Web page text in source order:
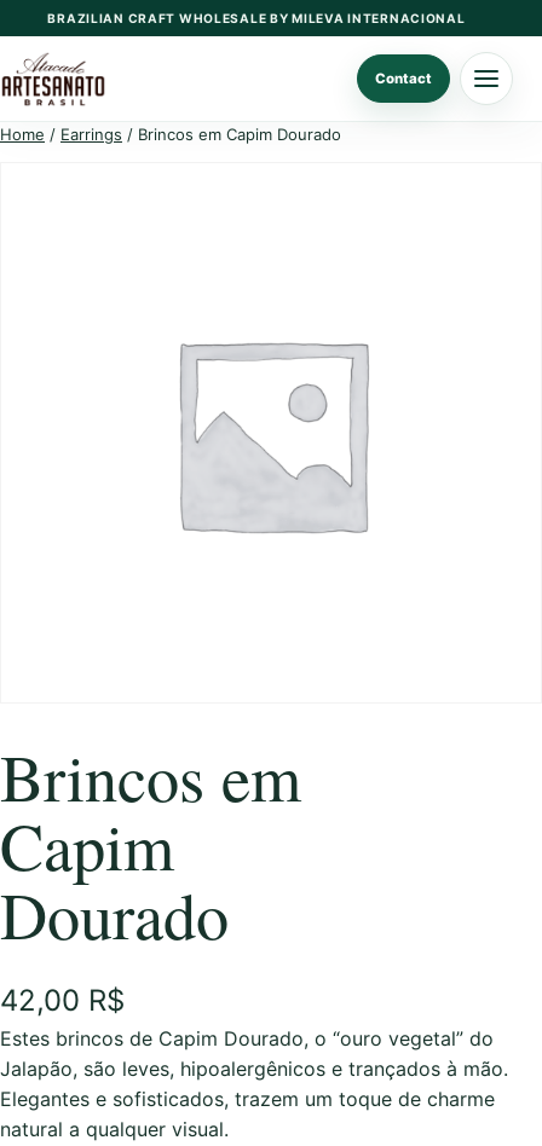
to
content
BRAZILIAN CRAFT WHOLESALE BY MILEVA INTERNACIONAL
Contact
Home / Earrings / Brincos em Capim Dourado
Brincos em
Capim
Dourado
42,00 R$
Estes brincos de Capim Dourado, o “ouro vegetal” do
Jalapão, são leves, hipoalergênicos e trançados à mão.
Elegantes e sofisticados, trazem um toque de charme
natural a qualquer visual.